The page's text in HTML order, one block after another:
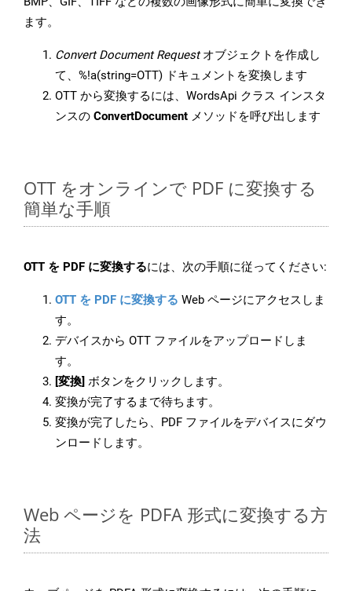
ます。
Convert Document Requestオブジェクトを作成し
て、%!a(string=OTT) ドキュメントを変換します
OTT から変換するには、WordsApi クラス インスタ
ンスの ConvertDocument メソッドを呼び出します
OTT をオンラインで PDF に変換する
簡単な手順
OTT を PDF に変換するには、次の手順に従ってください:
OTT を PDF に変換する Web ページにアクセスしま
す。
デバイスから OTT ファイルをアップロードしま
す。
[変換] ボタンをクリックします。
変換が完了するまで待ちます。
変換が完了したら、PDF ファイルをデバイスにダウ
ンロードします。
Web ページを PDFA 形式に変換する方
法